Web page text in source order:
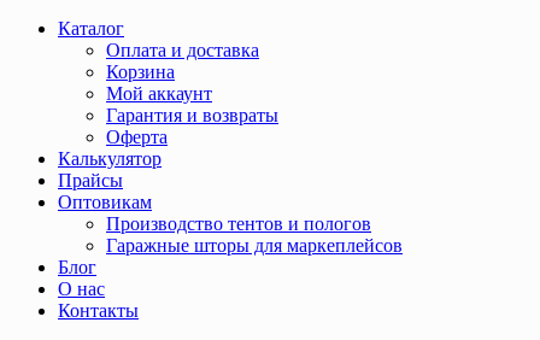
Каталог
Оплата и доставка
Корзина
Мой аккаунт
Гарантия и возвраты
Оферта
Калькулятор
Прайсы
Оптовикам
Производство тентов и пологов
Гаражные шторы для маркеплейсов
Блог
О нас
Контакты